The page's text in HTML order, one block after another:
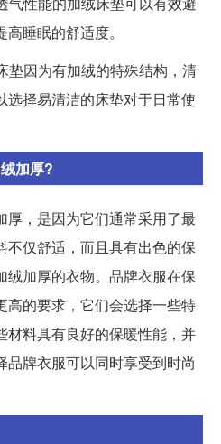
睡眠的舒适度。
垫因为有加绒的特殊结构，清
选择易清洁的床垫对于日常使
加厚?
厚，是因为它们通常采用了最
不仅舒适，而且具有出色的保
绒加厚的衣物。品牌衣服在保
高的要求，它们会选择一些特
材料具有良好的保暖性能，并
品牌衣服可以同时享受到时尚